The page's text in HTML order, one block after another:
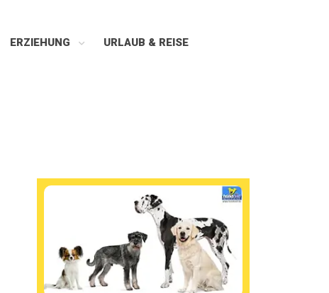
ERZIEHUNG URLAUB & REISE